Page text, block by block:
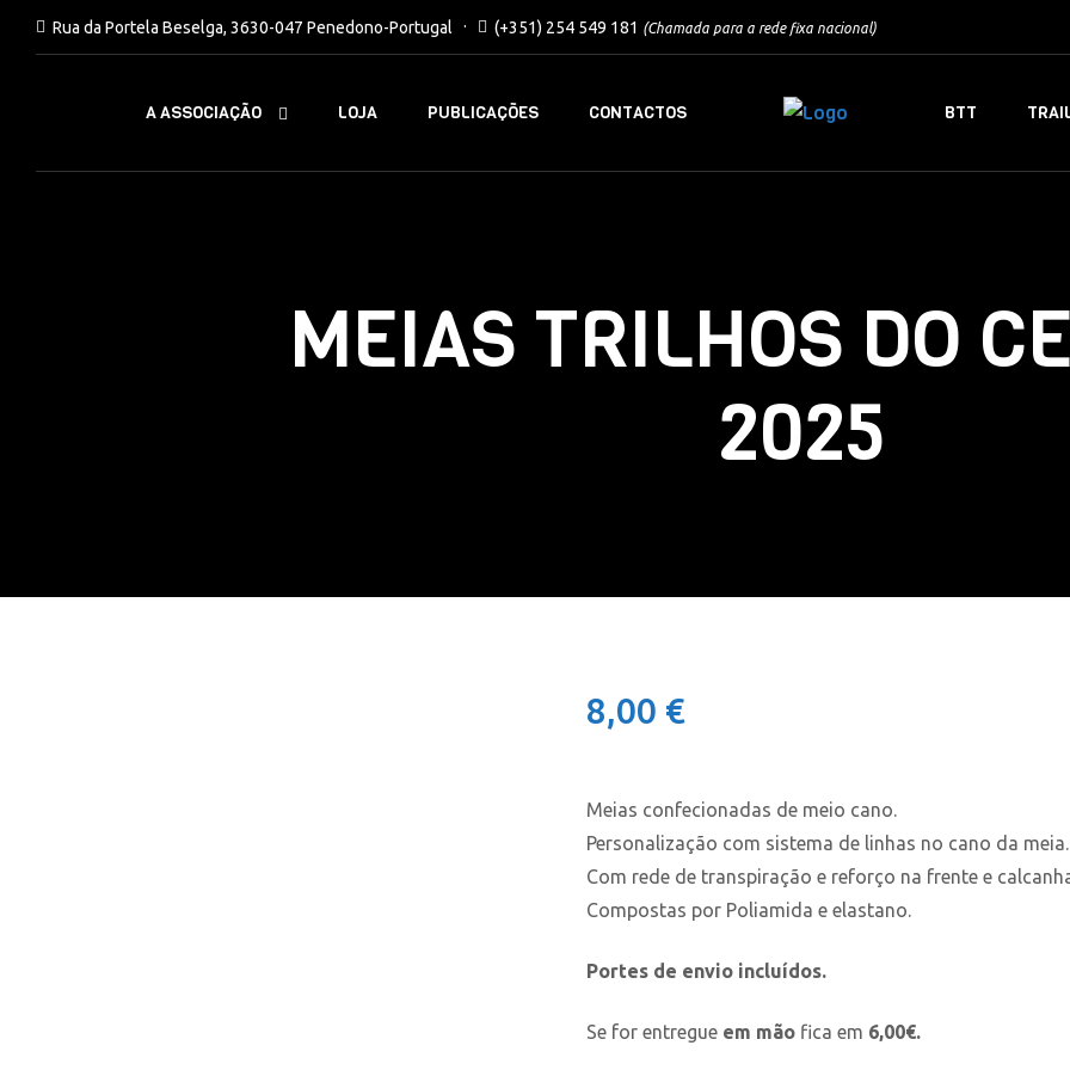
Rua da Portela Beselga, 3630-047 Penedono-Portugal (+351) 254 549 181 (Chamada para a rede fixa nacional)
A ASSOCIAÇÃO LOJA PUBLICAÇÕES CONTACTOS BTT
MEIAS TRILHOS DO
2025
8,00 €
Meias confecionadas de meio cano.
Personalização com sistema de linhas no cano da meia.
Com rede de transpiração e reforço na frente e
Compostas por Poliamida e elastano.
Portes de envio incluídos.
Se for entregue em mão fica em 6,00€.